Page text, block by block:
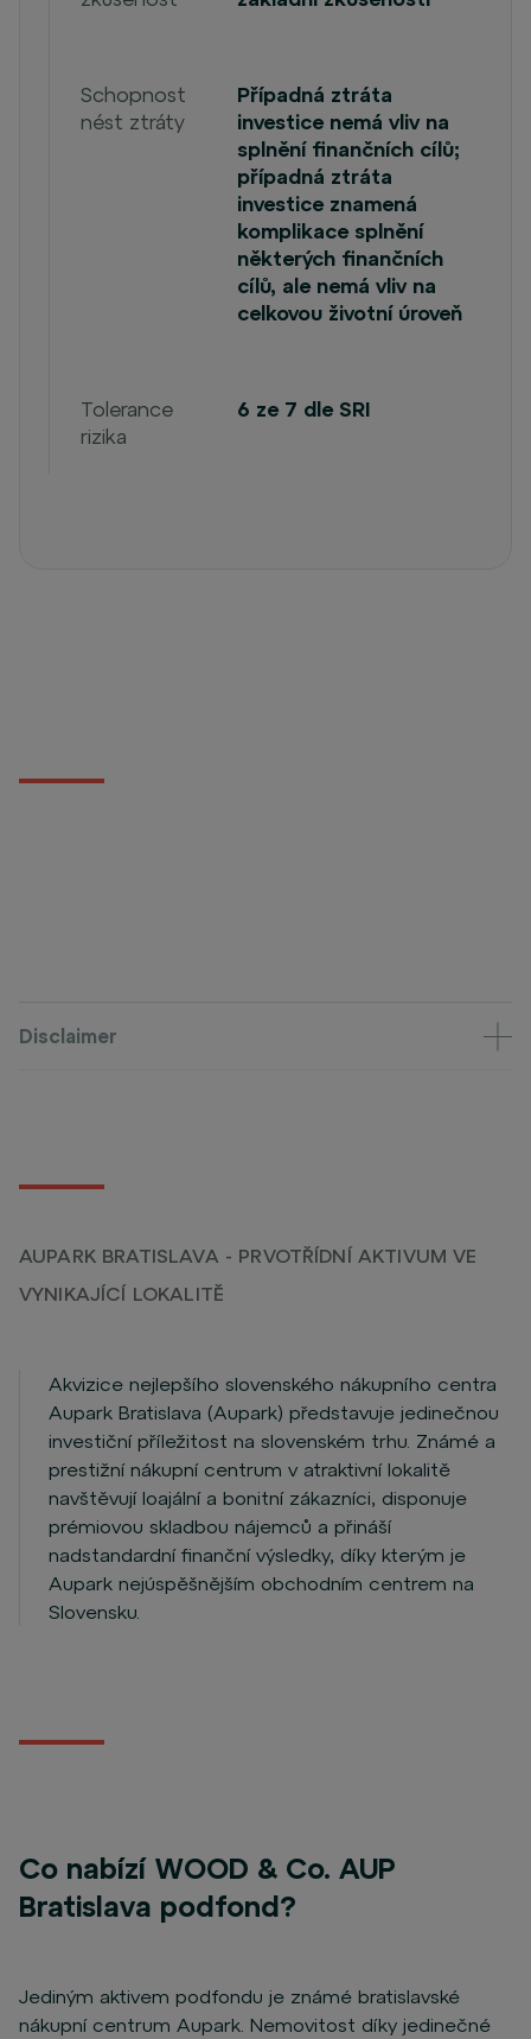
Schopnost
nést ztráty
Případná ztráta
investice nemá vliv na
splnění finančních cílů;
případná ztráta
investice znamená
komplikace splnění
některých finančních
cílů, ale nemá vliv na
celkovou životní úroveň
Tolerance
rizika
6 ze 7 dle SRI
Disclaimer
AUPARK BRATISLAVA - PRVOTŘÍDNÍ AKTIVUM VE
VYNIKAJÍCÍ LOKALITĚ
Akvizice nejlepšího slovenského nákupního centra
Aupark Bratislava (Aupark) představuje jedinečnou
investiční příležitost na slovenském trhu. Známé a
prestižní nákupní centrum v atraktivní lokalitě
navštěvují loajální a bonitní zákazníci, disponuje
prémiovou skladbou nájemců a přináší
nadstandardní finanční výsledky, díky kterým je
Aupark nejúspěšnějším obchodním centrem na
Slovensku.
Co nabízí WOOD & Co. AUP
Bratislava podfond?
Jediným aktivem podfondu je známé bratislavské
nákupní centrum Aupark. Nemovitost díky jedinečné